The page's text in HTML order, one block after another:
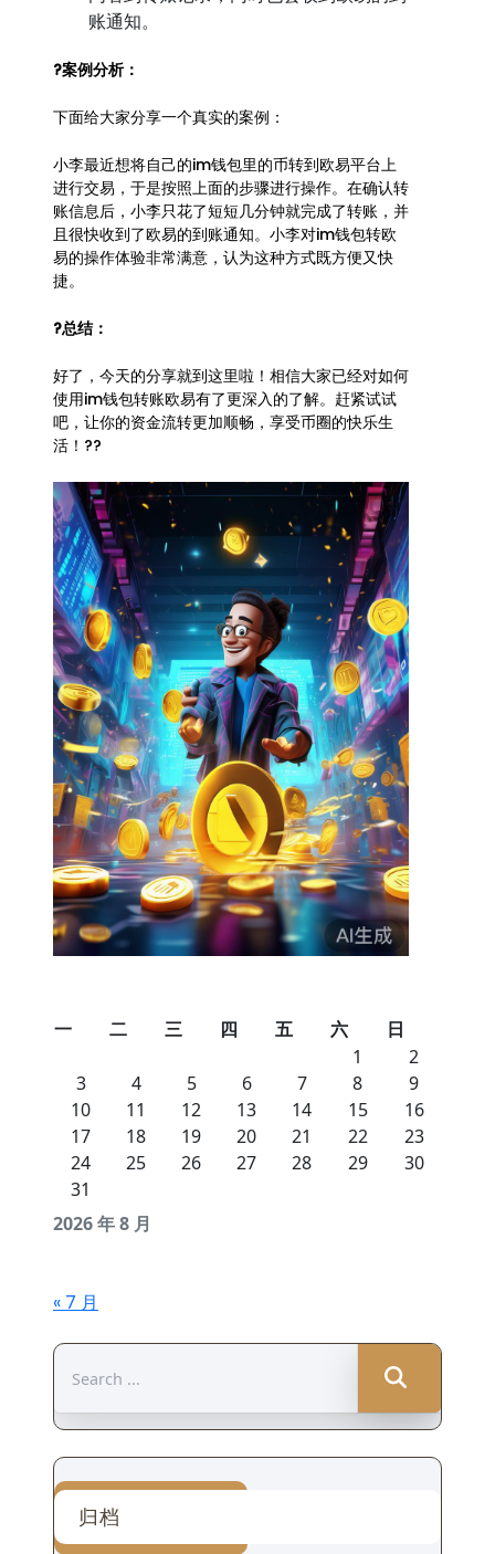
账通知。
?案例分析：
下面给大家分享一个真实的案例：
小李最近想将自己的im钱包里的币转到欧易平台上
进行交易，于是按照上面的步骤进行操作。在确认转
账信息后，小李只花了短短几分钟就完成了转账，并
且很快收到了欧易的到账通知。小李对im钱包转欧
易的操作体验非常满意，认为这种方式既方便又快
捷。
?总结：
好了，今天的分享就到这里啦！相信大家已经对如何
使用im钱包转账欧易有了更深入的了解。赶紧试试
吧，让你的资金流转更加顺畅，享受币圈的快乐生
活！??
2026 年 8 月
一 二 三 四 五 六
日
1
2
3
4 5 6 7 8
9
10
11 12 13 14 15
16
17
18 19 20 21 22
23
24
25 26 27 28 29
30
31
« 7 月
for:
归档